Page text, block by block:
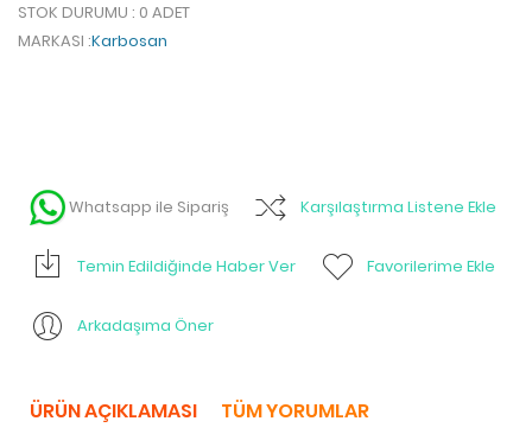
STOK DURUMU : 0 ADET
MARKASI :Karbosan
Whatsapp ile Sipariş Karşılaştırma Listene Ekle
Temin Edildiğinde Haber Ver Favorilerime Ekle
Arkadaşıma Öner
ÜRÜN AÇIKLAMASI
TÜM YORUMLAR